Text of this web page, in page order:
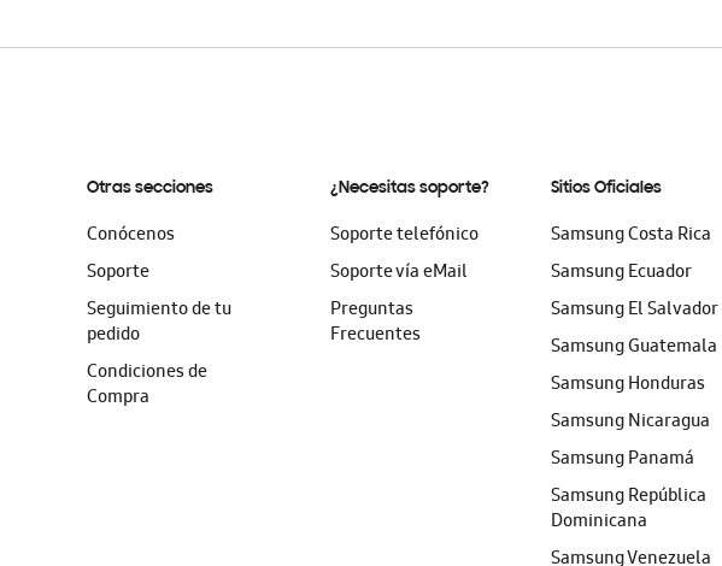
Otras secciones
Conócenos
Soporte
Seguimiento de tu
pedido
Condiciones de
Compra
¿Necesitas soporte?
Soporte telefónico
Soporte vía eMail
Preguntas
Frecuentes
Sitios Oficiales
Samsung Costa Rica
Samsung Ecuador
Samsung El Salvador
Samsung Guatemala
Samsung Honduras
Samsung Nicaragua
Samsung Panamá
Samsung República
Dominicana
Samsung Venezuela